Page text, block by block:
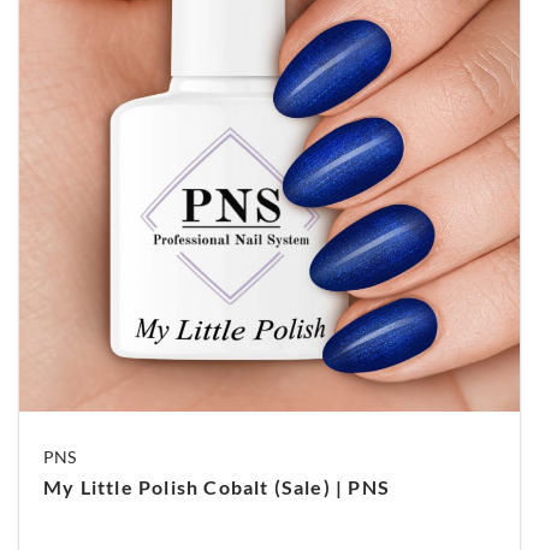
PNS
My Little Polish Cobalt (Sale) | PNS